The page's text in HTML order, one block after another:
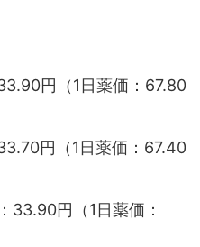
円（1日薬価：67.80
円（1日薬価：67.40
33.90円（1日薬価：